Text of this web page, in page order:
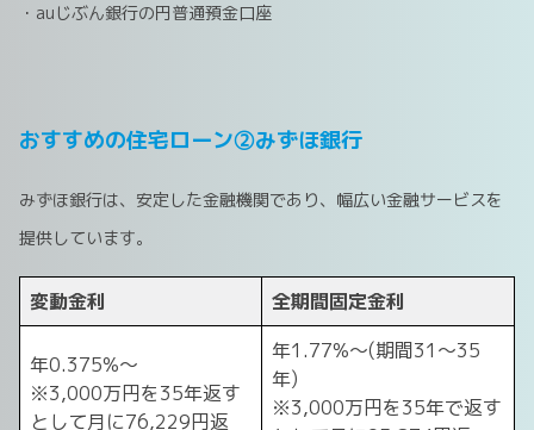
・auじぶん銀行の円普通預金口座
おすすめの住宅ローン②みずほ銀行
みずほ銀行は、安定した金融機関であり、幅広い金融サービスを
提供しています。
変動金利 全期間固定金利
年0.375%～
※3,000万円を35年返す
として月に76,229円返
年1.77%～(期間31～35
年)
※3,000万円を35年で返す